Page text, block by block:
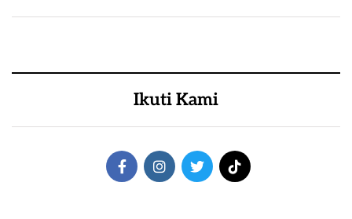
Ikuti Kami